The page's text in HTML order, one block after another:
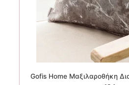
Gofis Home Μαξιλαροθήκη